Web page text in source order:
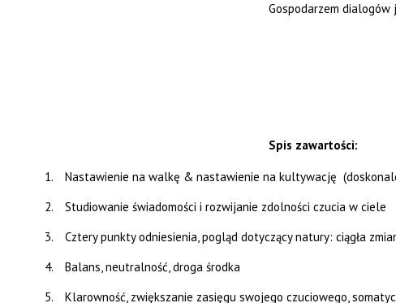
Gospodarzem dialogów
Spis zawartości:
1.
Nastawienie na walkę & nastawienie na kultywację
2.
Studiowanie świadomości i rozwijanie zdolności czucia w ciele
3.
Cztery punkty odniesienia, pogląd dotyczący natury: ciągła
4.
Balans, neutralność, droga środka
5.
Klarowność, zwiększanie zasięgu swojego czuciowego,